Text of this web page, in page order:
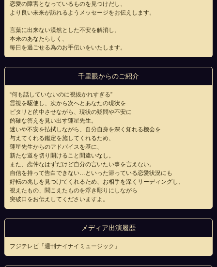
恋愛の障害となっているものを見つけだし、
より良い未来が訪れるようメッセージをお伝えします。
言葉に出来ない漠然とした不安を解消し、
本来のあなたらしく、
毎日を過ごせる為のお手伝いをいたします。
千里眼からのご紹介
“何も話していないのに視抜かれすぎる”
霊視を駆使し、次から次へとあなたの現状を
ピタリと的中させながら、現状の疑問や不安に
的確な答えを見い出す蓮星先生。
迷いや不安を払拭しながら、自分自身を深く知れる機会を
与えてくれる鑑定を施してくれるため、
蓮星先生からのアドバイスを基に、
新たな道を切り開けること間違いなし。
また、恋仲なはずだけど自分の言いたい事を言えない。
自信を持って告白できない…といった滞っている恋愛状況にも
好転の兆しを見つけてくれるため、お相手を深くリーディングし、
視えたもの、聞こえたものを浮き彫りにしながら
突破口をお伝えしてくださいますよ。
メディア出演履歴
フジテレビ「週刊ナイナイミュージック」